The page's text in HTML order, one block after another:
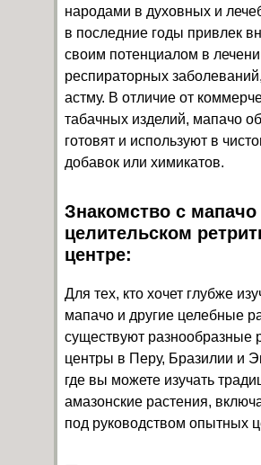
народами в духовных и
в последние годы привлек
своим потенциалом в
респираторных
астму. В отличие от
табачных изделий, мапачо
готовят и используют в
добавок или химикатов.
Знакомство с мапачо
целительском
центре:
Для тех, кто хочет глубже
мапачо и другие целебные
существуют разнообразные
центры в Перу, Бразилии и
где вы можете изучать
амазонские растения,
под руководством опытных